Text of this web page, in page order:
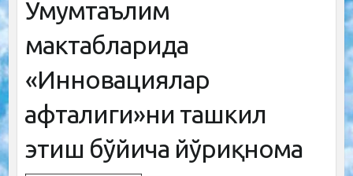
Умумтаълим
мактабларида
«Инновациялар
ҳафталиги»ни ташкил
этиш бўйича йўриқнома